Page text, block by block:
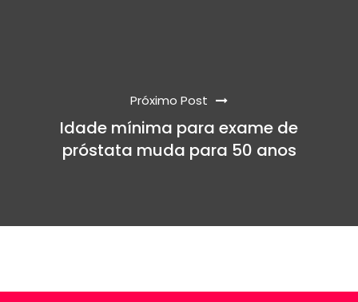
Próximo Post
Idade mínima para exame de
próstata muda para 50 anos